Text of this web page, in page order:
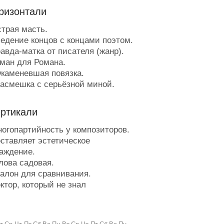
масть.
концов с концами поэтом.
матка от писателя (жанр).
для Романа.
повязка.
с серьёзной миной.
при кипячении.
карьеры острова.
постоянно выдающая себя
причина затоплений.
о внешнем
у композиторов.
эстетическое
садовая.
для сравнивания.
который не знал